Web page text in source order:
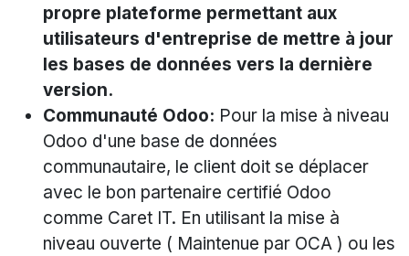
propre plateforme permettant aux
utilisateurs d'entreprise de mettre à jour
les bases de données vers la dernière
version.
Communauté Odoo: Pour la mise à niveau
Odoo d'une base de données
communautaire, le client doit se déplacer
avec le bon partenaire certifié Odoo
comme Caret IT. En utilisant la mise à
niveau ouverte ( Maintenue par OCA ) ou les